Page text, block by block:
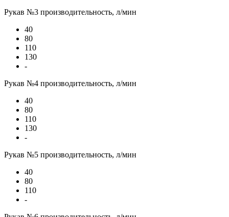
Рукав №3 производительность, л/мин
40
80
110
130
-
Рукав №4 производительность, л/мин
40
80
110
130
-
Рукав №5 производительность, л/мин
40
80
110
-